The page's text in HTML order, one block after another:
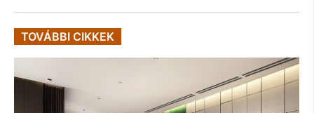
TOVÁBBI CIKKEK